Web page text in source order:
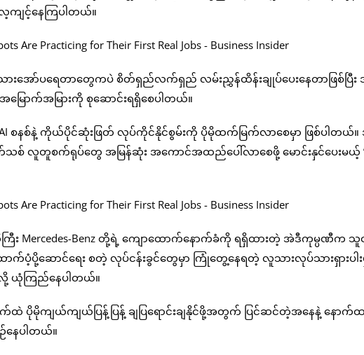
ကျင့်နေကြပါတယ်။
ားအော်ပရေတာတွေကပဲ စိတ်ရှည်လက်ရှည် လမ်းညွှန်ထိန်းချုပ်ပေးနေတာဖြစ်ပြီး
ာက်အမြားကို စုဆောင်းရရှိစေပါတယ်။
စ်နဲ့ ကိုယ်ပိုင်ဆုံးဖြတ် လုပ်ကိုင်နိုင်စွမ်းကို ပိုမိုထက်မြက်လာစေမှာ ဖြစ်ပါတယ်။
သစ် လူတူစက်ရုပ်တွေ အမြန်ဆုံး အကောင်အထည်ပေါ်လာစေဖို့ မောင်းနှင်ပေးမယ့်
ကြီး Mercedes-Benz တို့ရဲ့ ကျောထောက်နောက်ခံကို ရရှိထားတဲ့ အဲဒီကုမ္ပဏီက
ဆောင်ရေး စတဲ့ လုပ်ငန်းခွင်တွေမှာ ကြုံတွေ့နေရတဲ့ လူသားလုပ်သားရှားပါ
ယုံကြည်နေပါတယ်။
ပိုမိုကျယ်ကျယ်ပြန့်ပြန့် ချပြရောင်းချနိုင်ဖို့အတွက် ပြင်ဆင်တဲ့အနေနဲ့ နောက်
ေပါတယ်။